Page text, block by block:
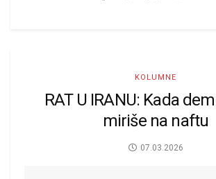
KOLUMNE
RAT U IRANU: Kada
miriše na naftu
07.03.2026